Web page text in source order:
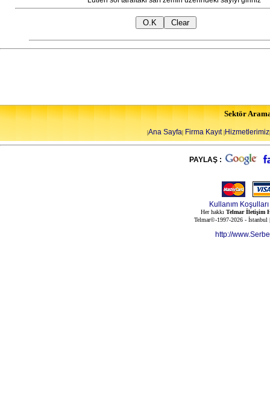
Sektör
|Ana Sayfa| Firma Kayıt|Hizmetlerimiz|
PAYLAŞ :
Kullanım Koşulları
Her hakkı Telmar İletişim
Telmar©-1997-2026 -
http://